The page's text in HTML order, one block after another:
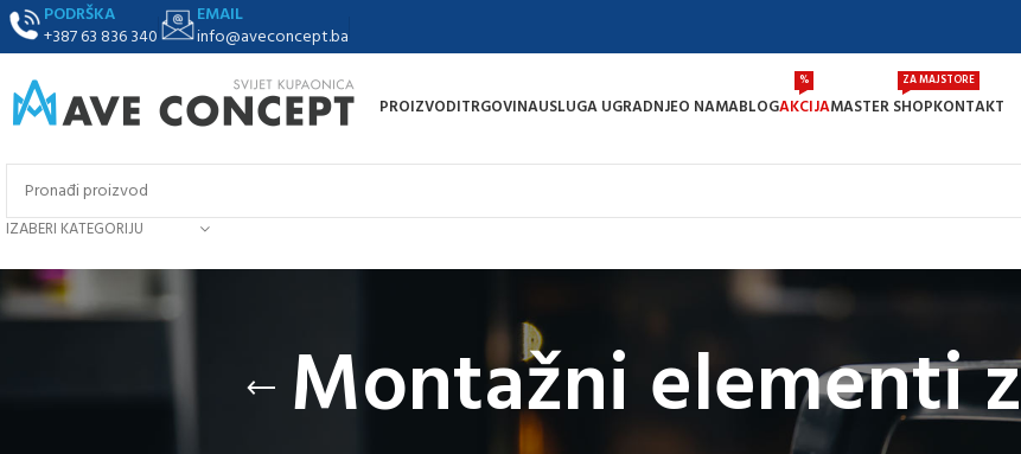
PODRŠKA
+387 63 836 340
EMAIL
info@aveconcept.ba
PROIZVODITRGOVINAUSLUGA UGRADNJEO NAMABLOGAKCIJA
%
MASTER SHOP
ZA MAJSTORE
KONTAKT
IZABERI KATEGORIJU
Montažni elementi